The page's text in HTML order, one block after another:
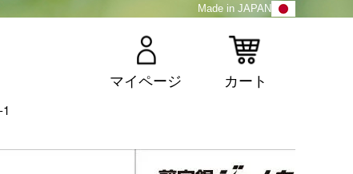
Made in JAPAN
マイページ カート